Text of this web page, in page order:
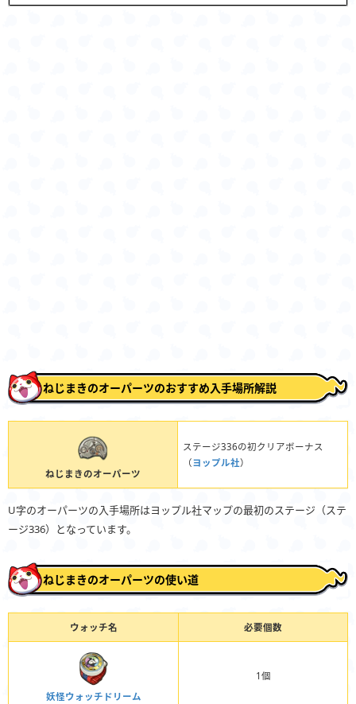
ねじまきのオーパーツのおすすめ入手場所解説
ねじまきのオーパーツ
ステージ336の初クリアボーナス
（ヨップル社）
U字のオーパーツの入手場所はヨップル社マップの最初のステージ（ステ
ージ336）となっています。
ねじまきのオーパーツの使い道
ウォッチ名 必要個数
妖怪ウォッチドリーム
1個